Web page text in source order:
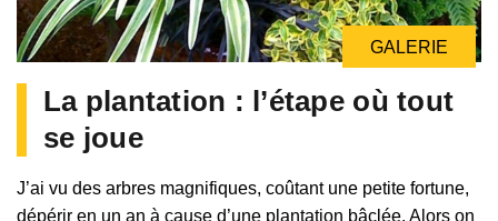
GALERIE
La plantation : l’étape où tout
se joue
J’ai vu des arbres magnifiques, coûtant une petite fortune,
dépérir en un an à cause d’une plantation bâclée. Alors on